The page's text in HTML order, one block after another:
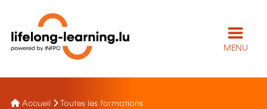
MENU
Accueil Toutes les formations